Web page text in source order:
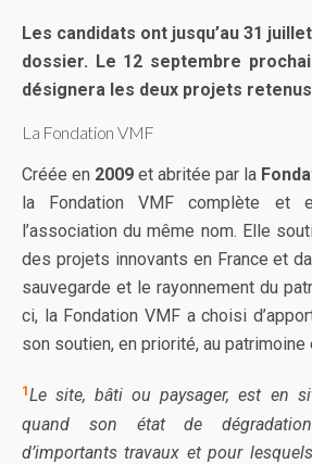
Les candidats ont jusqu’au 31
dossier. Le 12 septembre
désignera les deux projets
La Fondation VMF
Créée en 2009 et abritée par la
la Fondation VMF complète et
l’association du même nom. Elle
des projets innovants en France et
sauvegarde et le rayonnement du
ci, la Fondation VMF a choisi
son soutien, en priorité, au patrimoine
1Le site, bâti ou paysager, est en
quand son état de
d’importants travaux et pour